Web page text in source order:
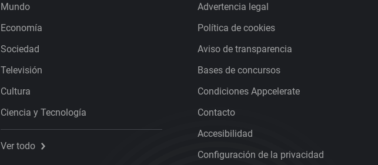
Mundo
Economía
Sociedad
Televisión
Cultura
Ciencia y Tecnología
Ver todo
Advertencia legal
Política de cookies
Aviso de transparencia
Bases de concursos
Condiciones Appcelerate
Contacto
Accesibilidad
Configuración de la privacidad